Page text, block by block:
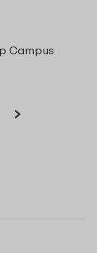
Campus